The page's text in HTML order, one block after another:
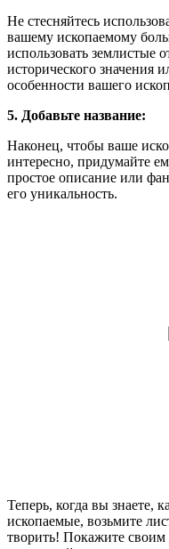
Не стесняйтесь
вашему ископаемому
использовать землистые
исторического значения
особенности вашего
5. Добавьте название:
Наконец, чтобы ваше
интересно, придумайте
простое описание или
его уникальность.
Теперь, когда вы знаете,
ископаемые, возьмите
творить! Покажите своим